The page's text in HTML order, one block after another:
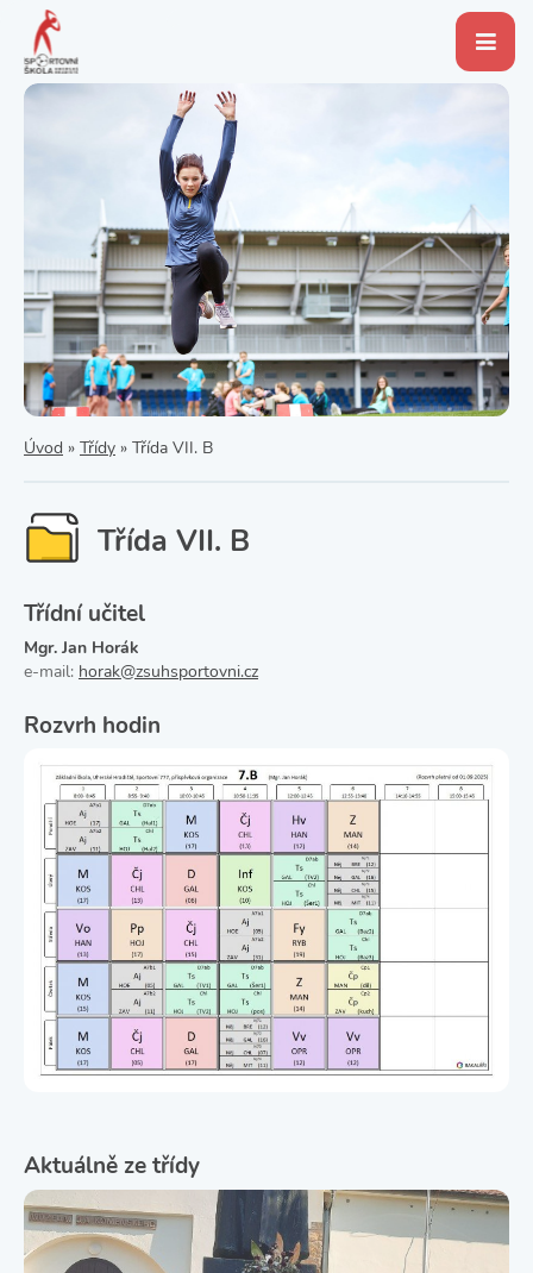
Úvod » Třídy » Třída VII. B
Třída VII. B
Třídní učitel
Mgr. Jan Horák
e-mail: horak@zsuhsportovni.cz
Rozvrh hodin
Aktuálně ze třídy